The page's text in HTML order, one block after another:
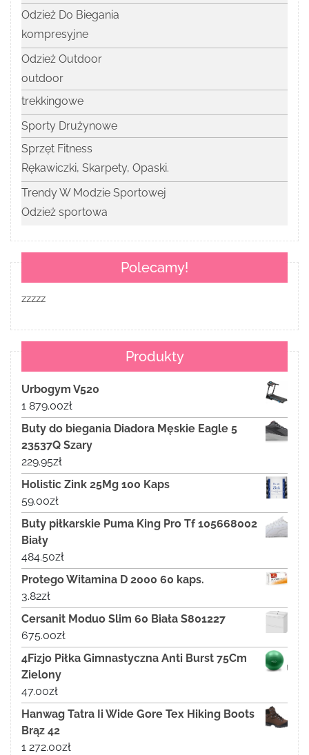
Odzież Do Biegania
kompresyjne
Odzież Outdoor
outdoor
trekkingowe
Sporty Drużynowe
Sprzęt Fitness
Rękawiczki, Skarpety, Opaski.
Trendy W Modzie Sportowej
Odzież sportowa
Polecamy!
zzzzz
Produkty
Urbogym V520
1 879.00zł
Buty do biegania Diadora Męskie Eagle 5
23537Q Szary
229.95zł
Holistic Zink 25Mg 100 Kaps
59.00zł
Buty piłkarskie Puma King Pro Tf 105668002
Biały
484.50zł
Protego Witamina D 2000 60 kaps.
3.82zł
Cersanit Moduo Slim 60 Biała S801227
675.00zł
4Fizjo Piłka Gimnastyczna Anti Burst 75Cm
Zielony
47.00zł
Hanwag Tatra Ii Wide Gore Tex Hiking Boots
Brąz 42
1 272.00zł